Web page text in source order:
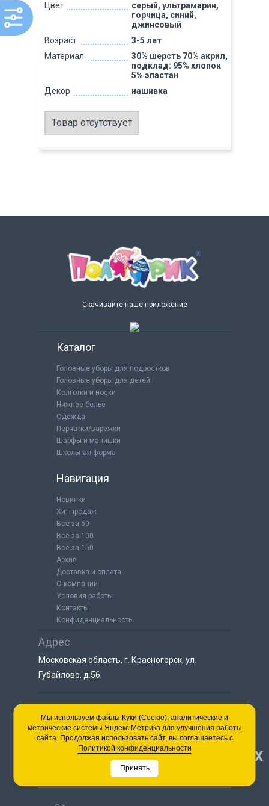
Цвет
серый, ультрамарин,
горчица, синий,
джинсовый
Возраст
3-5 лет
Материал
30% шерсть 70% акрил,
подклад: 95% хлопок
5% эластан
Декор
нашивка
Товар отсутствует
Скачивайте наше приложение
Каталог
Головные уборы для подростков
Головные уборы для детей
Колготки и носки
Нижнее бельё
Одежда
Перчатки/варежки
Шарфы и манишки
Школьная форма
Навигация
Новинки
Хит продаж
Всё за 50
Всё за 100
Всё за 150
Архив
Доставка и оплата
О компании
Условия работы
Контакты
Конфиденциальность
Адрес
Московская область, г. Красногорск, ул.
Губайлово, д.56
8 (925) 064-55-25
пн-сб с 9:00 до 18:00
8 (495) 563-03-35
пн-сб с 9:00 до 18:00 НАВЕРХ
Мы используем файлы Куки (Cookie), аналитические и
метрические системы Яндекс.Метрика для улучшения работы
сайта. Продолжая использовать сайт, вы соглашаетесь с
Политикой конфиденциальности
Принять